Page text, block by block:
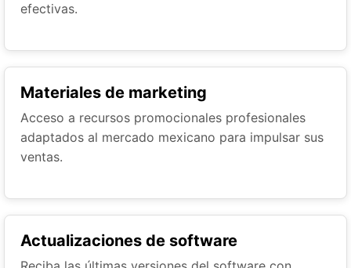
efectivas.
Materiales de marketing
Acceso a recursos promocionales profesionales
adaptados al mercado mexicano para impulsar sus
ventas.
Actualizaciones de software